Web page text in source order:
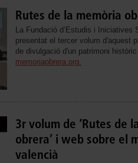
Rutes de la memòria
La Fundació d’Estudis i Iniciatives
presentat el tercer volum d'aquest
de divulgació d'un patrimoni
memoriaobrera.org.
3r volum de ‘Rutes de
obrera’ i web sobre el
valencià